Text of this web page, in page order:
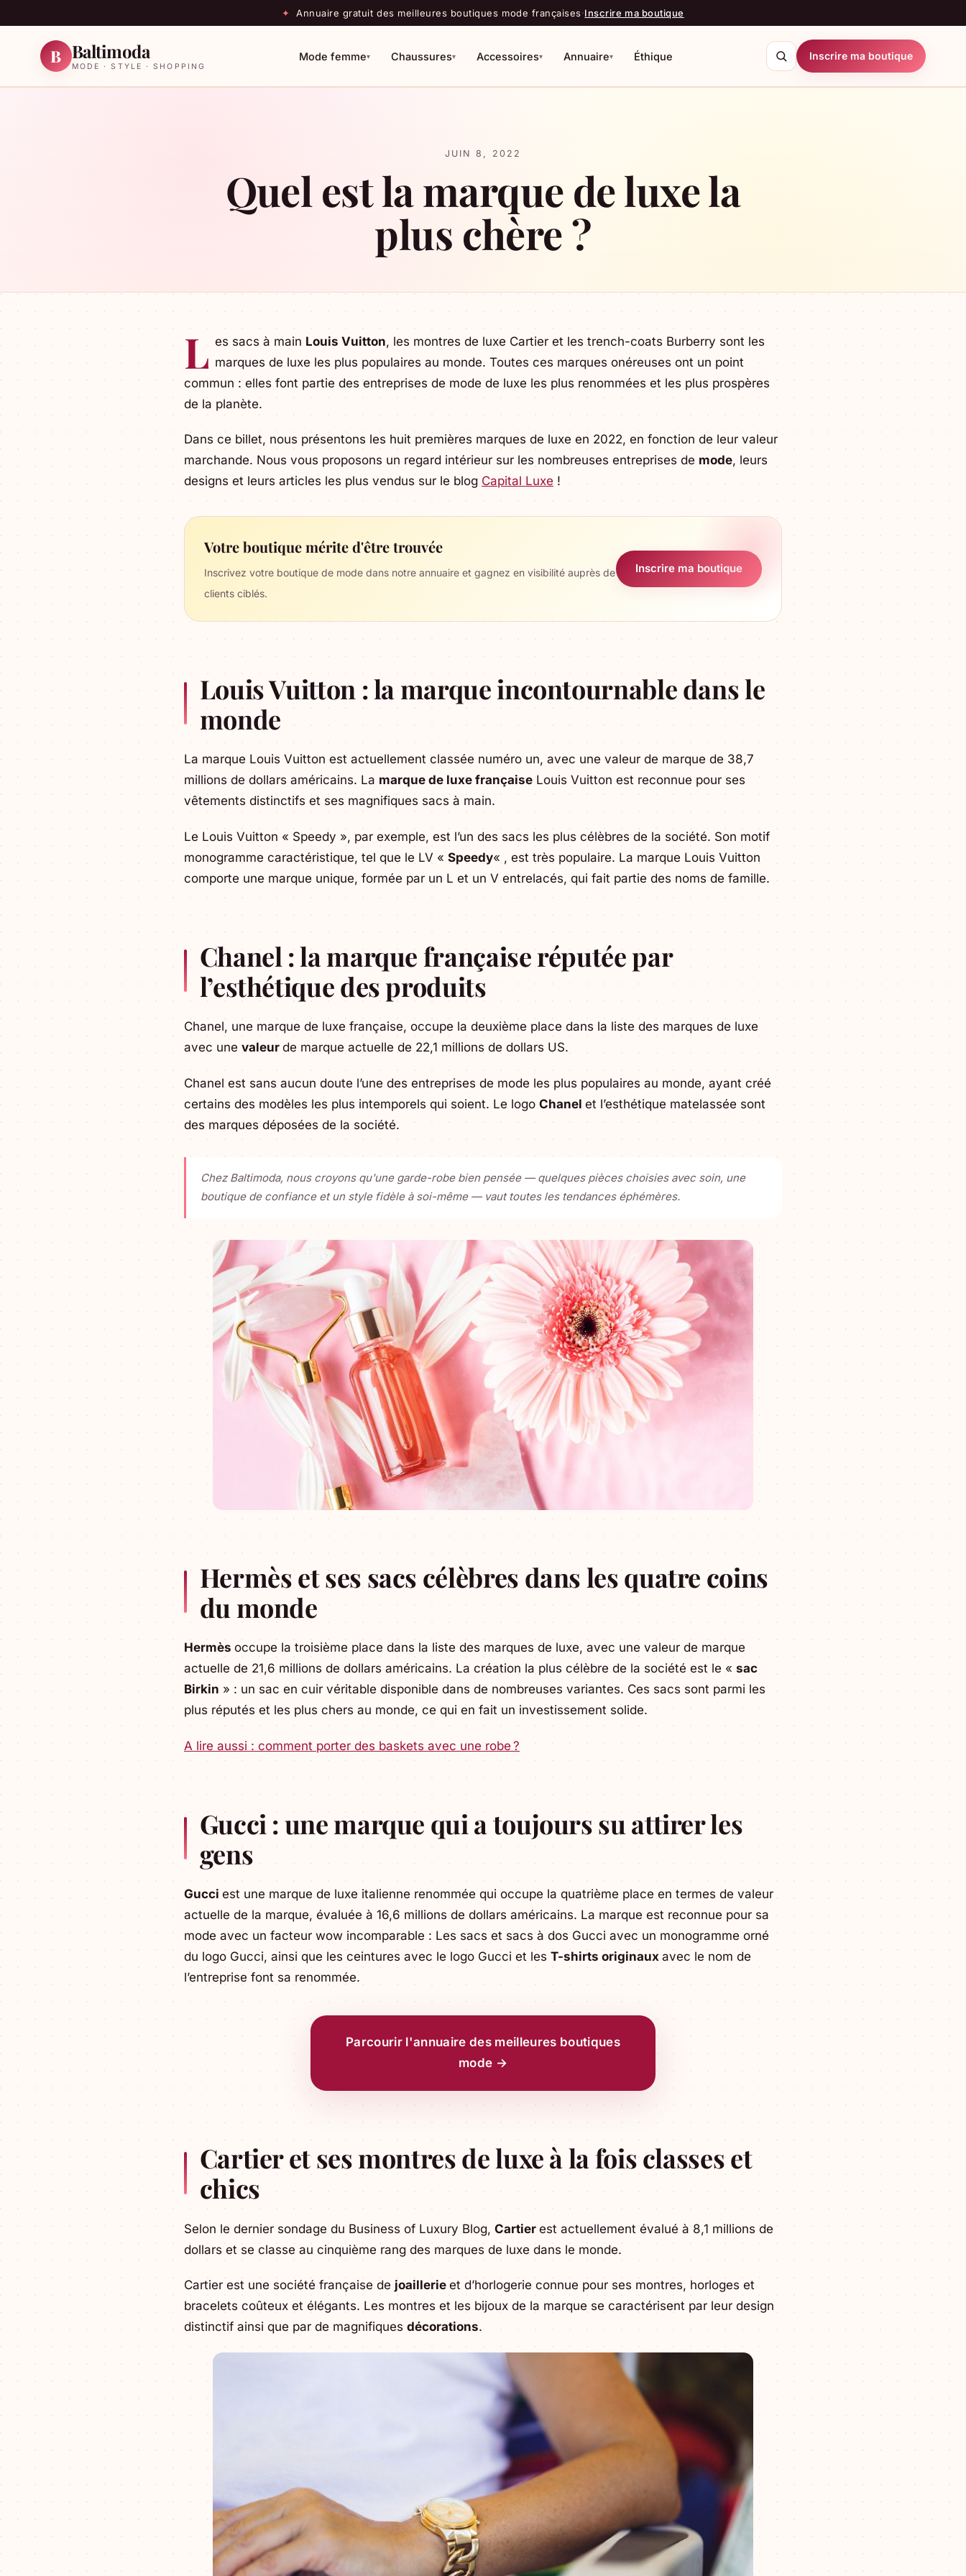
✦ Annuaire gratuit des meilleures boutiques mode françaises·Inscrire ma boutique
B Baltimoda
MODE · STYLE · SHOPPING
Mode femme▾ Chaussures▾ Accessoires▾ Annuaire▾ Éthique Inscrire ma boutique
JUIN 8, 2022
Quel est la marque de luxe la
plus chère ?
L es sacs à main Louis Vuitton, les montres de luxe Cartier et les trench-coats Burberry sont les
marques de luxe les plus populaires au monde. Toutes ces marques onéreuses ont un point
commun : elles font partie des entreprises de mode de luxe les plus renommées et les plus prospères
de la planète.
Dans ce billet, nous présentons les huit premières marques de luxe en 2022, en fonction de leur valeur
marchande. Nous vous proposons un regard intérieur sur les nombreuses entreprises de mode, leurs
designs et leurs articles les plus vendus sur le blog Capital Luxe !
Votre boutique mérite d'être trouvée
Inscrivez votre boutique de mode dans notre annuaire et gagnez en visibilité auprès de
clients ciblés.
Inscrire ma boutique
Louis Vuitton : la marque incontournable dans le
monde
La marque Louis Vuitton est actuellement classée numéro un, avec une valeur de marque de 38,7
millions de dollars américains. La marque de luxe française Louis Vuitton est reconnue pour ses
vêtements distinctifs et ses magnifiques sacs à main.
Le Louis Vuitton « Speedy », par exemple, est l’un des sacs les plus célèbres de la société. Son motif
monogramme caractéristique, tel que le LV « Speedy« , est très populaire. La marque Louis Vuitton
comporte une marque unique, formée par un L et un V entrelacés, qui fait partie des noms de famille.
Chanel : la marque française réputée par
l’esthétique des produits
Chanel, une marque de luxe française, occupe la deuxième place dans la liste des marques de luxe
avec une valeur de marque actuelle de 22,1 millions de dollars US.
Chanel est sans aucun doute l’une des entreprises de mode les plus populaires au monde, ayant créé
certains des modèles les plus intemporels qui soient. Le logo Chanel et l’esthétique matelassée sont
des marques déposées de la société.
Chez Baltimoda, nous croyons qu'une garde-robe bien pensée — quelques pièces choisies avec soin, une
boutique de confiance et un style fidèle à soi-même — vaut toutes les tendances éphémères.
Hermès et ses sacs célèbres dans les quatre coins
du monde
Hermès occupe la troisième place dans la liste des marques de luxe, avec une valeur de marque
actuelle de 21,6 millions de dollars américains. La création la plus célèbre de la société est le « sac
Birkin » : un sac en cuir véritable disponible dans de nombreuses variantes. Ces sacs sont parmi les
plus réputés et les plus chers au monde, ce qui en fait un investissement solide.
A lire aussi : comment porter des baskets avec une robe ?
Gucci : une marque qui a toujours su attirer les
gens
Gucci est une marque de luxe italienne renommée qui occupe la quatrième place en termes de valeur
actuelle de la marque, évaluée à 16,6 millions de dollars américains. La marque est reconnue pour sa
mode avec un facteur wow incomparable : Les sacs et sacs à dos Gucci avec un monogramme orné
du logo Gucci, ainsi que les ceintures avec le logo Gucci et les T-shirts originaux avec le nom de
l’entreprise font sa renommée.
Parcourir l'annuaire des meilleures boutiques
mode →
Cartier et ses montres de luxe à la fois classes et
chics
Selon le dernier sondage du Business of Luxury Blog, Cartier est actuellement évalué à 8,1 millions de
dollars et se classe au cinquième rang des marques de luxe dans le monde.
Cartier est une société française de joaillerie et d’horlogerie connue pour ses montres, horloges et
bracelets coûteux et élégants. Les montres et les bijoux de la marque se caractérisent par leur design
distinctif ainsi que par de magnifiques décorations.